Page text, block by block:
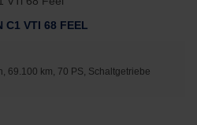
C1 VTI 68 FEEL
69.100 km, 70 PS, Schaltgetriebe